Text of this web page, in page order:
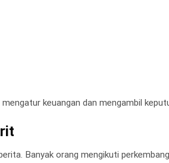
keuangan dan mengambil
Banyak orang mengikuti